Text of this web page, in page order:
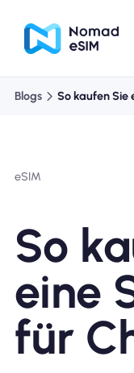
Über eSIM
Blogs So kaufen Sie
eSIM
So
eine
für